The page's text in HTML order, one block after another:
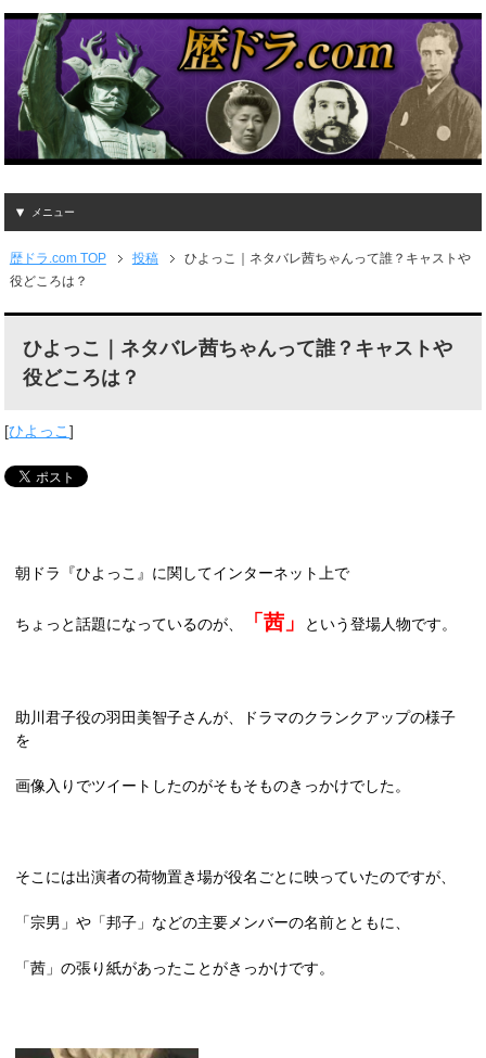
メニュー
歴ドラ.com TOP 投稿
ひよっこ｜ネタバレ茜ちゃんって誰？キャストや
役どころは？
ひよっこ｜ネタバレ茜ちゃんって誰？キャストや
役どころは？
[ひよっこ]
朝ドラ『ひよっこ』に関してインターネット上で
ちょっと話題になっているのが、 「茜」 という登場人物です。
助川君子役の羽田美智子さんが、ドラマのクランクアップの様子
を
画像入りでツイートしたのがそもそものきっかけでした。
そこには出演者の荷物置き場が役名ごとに映っていたのですが、
「宗男」や「邦子」などの主要メンバーの名前とともに、
「茜」の張り紙があったことがきっかけです。